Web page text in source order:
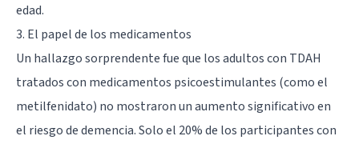
edad.
3. El papel de los medicamentos
Un hallazgo sorprendente fue que los adultos con TDAH
tratados con medicamentos psicoestimulantes (como el
metilfenidato) no mostraron un aumento significativo en
el riesgo de demencia. Solo el 20% de los participantes con